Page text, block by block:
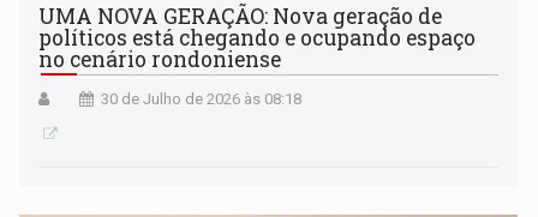
UMA NOVA GERAÇÃO: Nova geração de
políticos está chegando e ocupando espaço
no cenário rondoniense
30 de Julho de 2026 às 08:18